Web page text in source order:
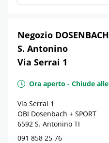
Negozio DOSENBACH
S. Antonino
Via Serrai 1
Ora aperto - Chiude alle
Via Serrai 1
OBI Dosenbach + SPORT
6592 S. Antonino TI
091 858 25 76